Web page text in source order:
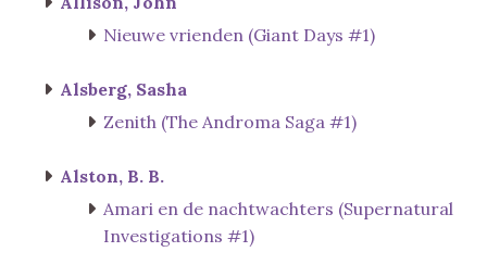
Nieuwe vrienden (Giant Days #1)
Alsberg, Sasha
Zenith (The Androma Saga #1)
Alston, B. B.
Amari en de nachtwachters (Supernatural
Investigations #1)